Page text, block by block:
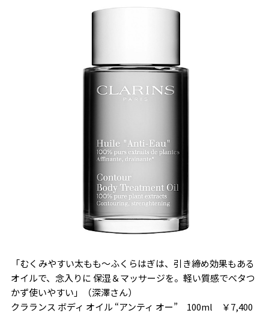
「むくみやすい太もも～ふくらはぎは、引き締め効果もある
オイルで、念入りに 保湿＆マッサージを。軽い質感でべタつ
かず使いやすい」（深澤さん）
クラランス ボディ オイル “アンティ オー” 100ml ￥7,400